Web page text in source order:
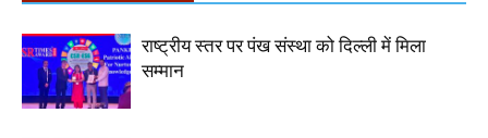
राष्ट्रीय स्तर पर पंख संस्था को दिल्ली में मिला
सम्मान